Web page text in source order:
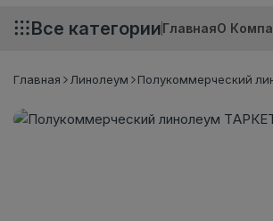
Все категорииГлавнаяО
Главная Линолеум Полукоммерческий